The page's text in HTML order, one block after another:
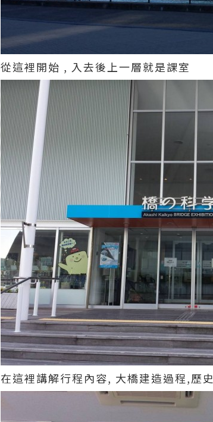
從這裡開始 , 入去後上一層就是課室
在這裡講解行程內容, 大橋建造過程,歷史